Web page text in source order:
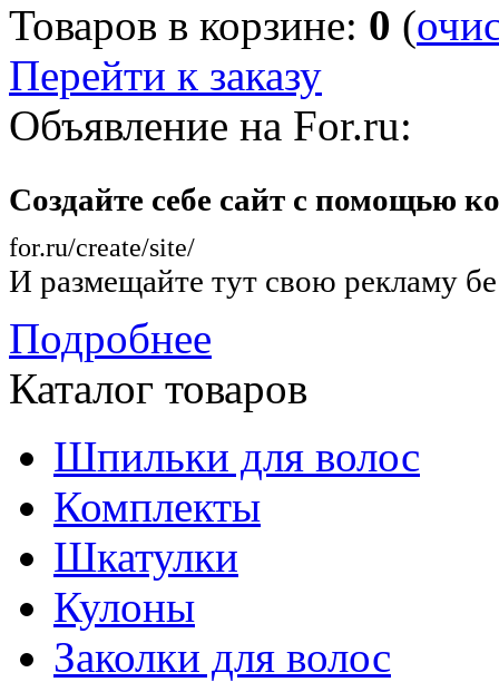
Товаров в корзине: 0 (
Перейти к заказу
Объявление на For.ru:
Создайте себе сайт с помощью
for.ru/create/site/
И размещайте тут свою рекламу
Подробнее
Каталог товаров
Шпильки для волос
Комплекты
Шкатулки
Кулоны
Заколки для волос